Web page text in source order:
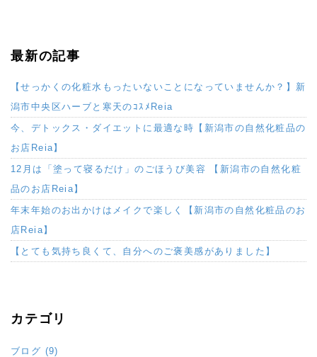
最新の記事
【せっかくの化粧水もったいないことになっていませんか？】新
潟市中央区ハーブと寒天のｺｽﾒReia
今、デトックス・ダイエットに最適な時【新潟市の自然化粧品の
お店Reia】
12月は「塗って寝るだけ」のごほうび美容 【新潟市の自然化粧
品のお店Reia】
年末年始のお出かけはメイクで楽しく【新潟市の自然化粧品のお
店Reia】
【とても気持ち良くて、自分へのご褒美感がありました】
カテゴリ
ブログ (9)